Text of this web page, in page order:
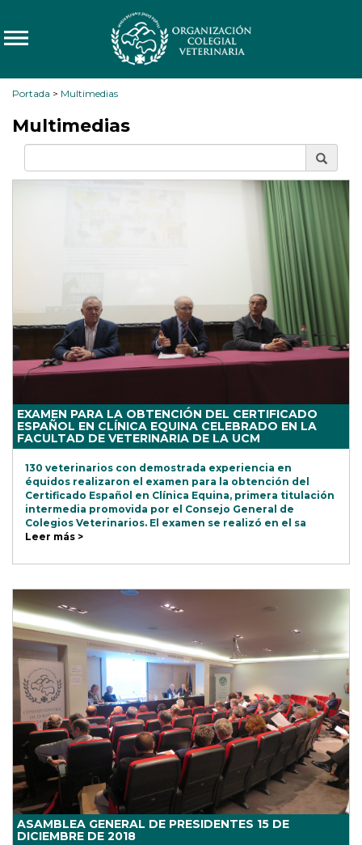
Portada > Multimedias
Multimedias
EXAMEN PARA LA OBTENCIÓN DEL CERTIFICADO
ESPAÑOL EN CLÍNICA EQUINA CELEBRADO EN LA
FACULTAD DE VETERINARIA DE LA UCM
130 veterinarios con demostrada experiencia en
équidos realizaron el examen para la obtención del
Certificado Español en Clínica Equina, primera titulación
intermedia promovida por el Consejo General de
Colegios Veterinarios. El examen se realizó en el sa
Leer más >
ASAMBLEA GENERAL DE PRESIDENTES 15 DE
DICIEMBRE DE 2018